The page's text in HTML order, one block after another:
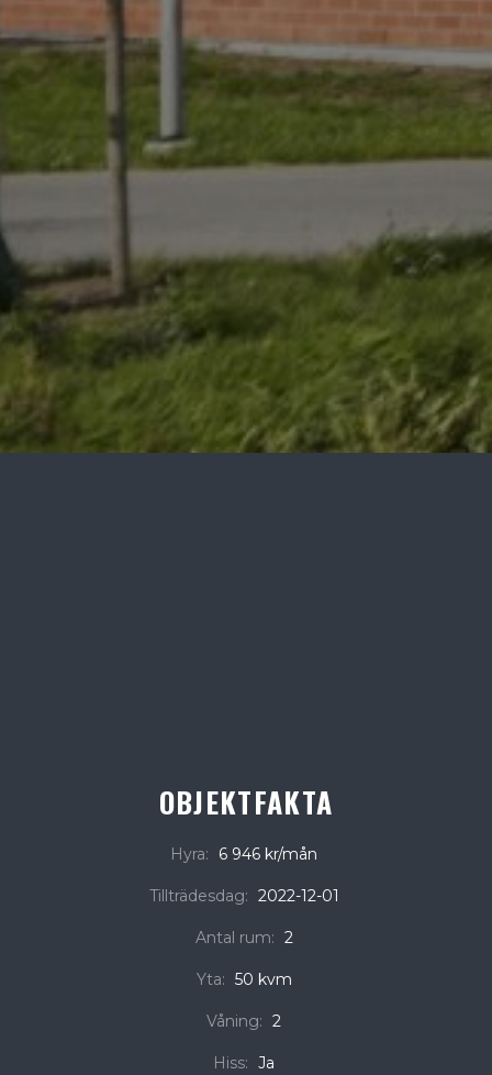
OBJEKTFAKTA
Hyra: 6 946 kr/mån
Tillträdesdag: 2022-12-01
Antal rum: 2
Yta: 50 kvm
Våning: 2
Hiss: Ja